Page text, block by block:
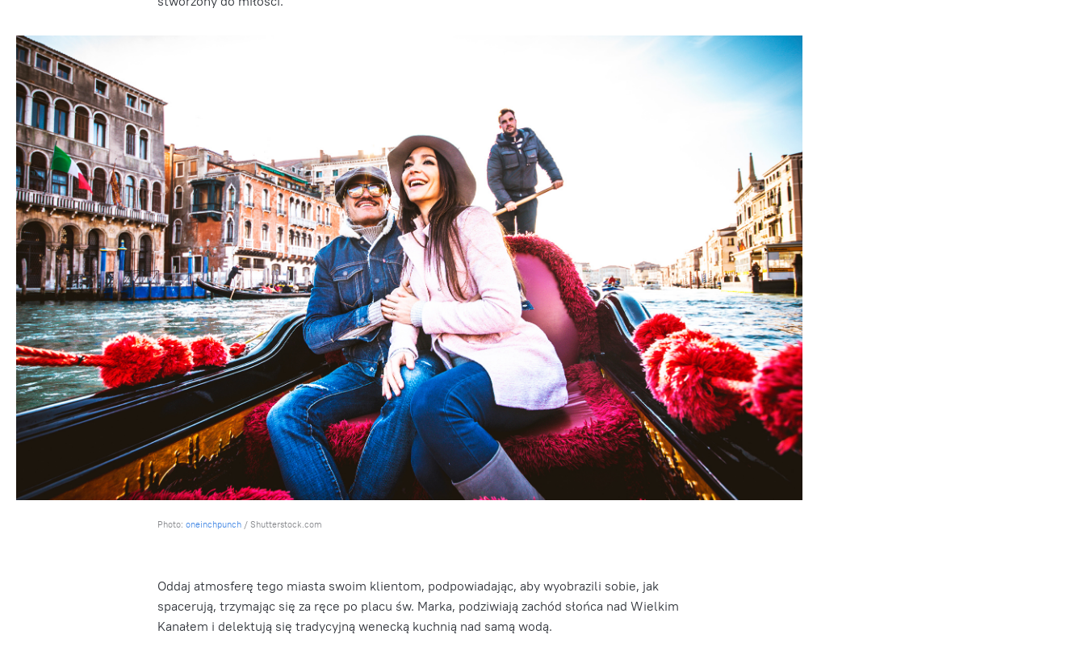
Photo:oneinchpunch / Shutterstock.com
Oddaj atmosferę tego miasta swoim klientom, podpowiadając, aby wyobrazili sobie, jak
spacerują, trzymając się za ręce po placu św. Marka, podziwiają zachód słońca nad Wielkim
Kanałem i delektują się tradycyjną wenecką kuchnią nad samą wodą.